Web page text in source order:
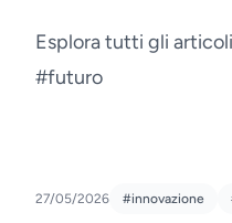
Esplora tutti gli
#futuro
27/05/2026 #innovazione